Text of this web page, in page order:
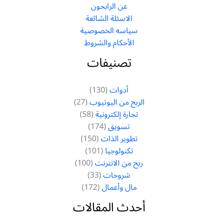
عن الرابحون
الاسئلة الشائعة
سياسه الخصوصية
الأحكام والشروط
تصنيفات
أدوات(130)
الربح من اليوتيوب(27)
تجارة إلكترونية(58)
تسويق(174)
تطوير الذات(150)
تكنولوجيا(101)
ربح من الانترنت(100)
شروحات(33)
مال وأعمال(172)
أحدث المقالات